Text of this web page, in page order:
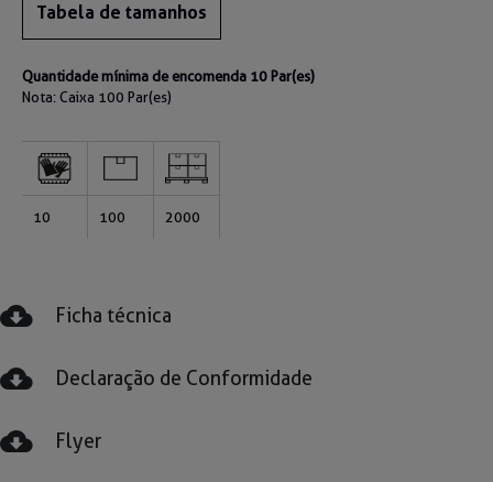
Tabela de tamanhos
Quantidade mínima de encomenda 10 Par(es)
Nota: Caixa 100 Par(es)
10 100 2000
Ficha técnica
Declaração de Conformidade
Flyer